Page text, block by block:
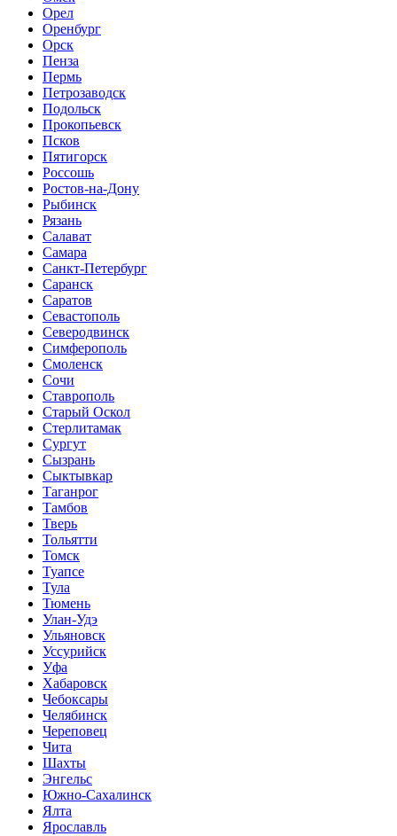
Орел
Оренбург
Орск
Пенза
Пермь
Петрозаводск
Подольск
Прокопьевск
Псков
Пятигорск
Россошь
Ростов-на-Дону
Рыбинск
Рязань
Салават
Самара
Санкт-Петербург
Саранск
Саратов
Севастополь
Северодвинск
Симферополь
Смоленск
Сочи
Ставрополь
Старый Оскол
Стерлитамак
Сургут
Сызрань
Сыктывкар
Таганрог
Тамбов
Тверь
Тольятти
Томск
Туапсе
Тула
Тюмень
Улан-Удэ
Ульяновск
Уссурийск
Уфа
Хабаровск
Чебоксары
Челябинск
Череповец
Чита
Шахты
Энгельс
Южно-Сахалинск
Ялта
Ярославль